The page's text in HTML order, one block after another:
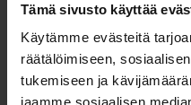
Tämä sivusto käyttää
Käytämme evästeitä
räätälöimiseen,
tukemiseen ja
jaamme sosiaalisen